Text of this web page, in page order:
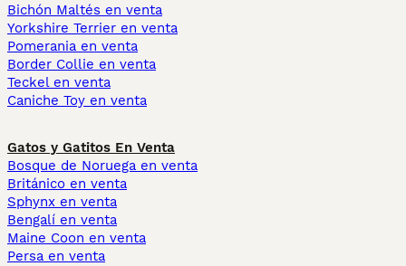
Bichón Maltés en venta
Yorkshire Terrier en venta
Pomerania en venta
Border Collie en venta
Teckel en venta
Caniche Toy en venta
Gatos y Gatitos En Venta
Bosque de Noruega en venta
Británico en venta
Sphynx en venta
Bengalí en venta
Maine Coon en venta
Persa en venta